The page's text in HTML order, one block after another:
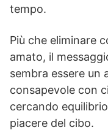
tempo.
Più che eliminare
amato, il
sembra essere un
consapevole con
cercando
piacere del cibo.